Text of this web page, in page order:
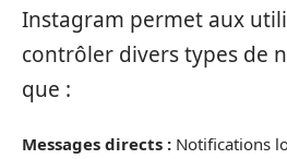
Instagram permet aux
contrôler divers types de
que :
Messages directs : Notifications